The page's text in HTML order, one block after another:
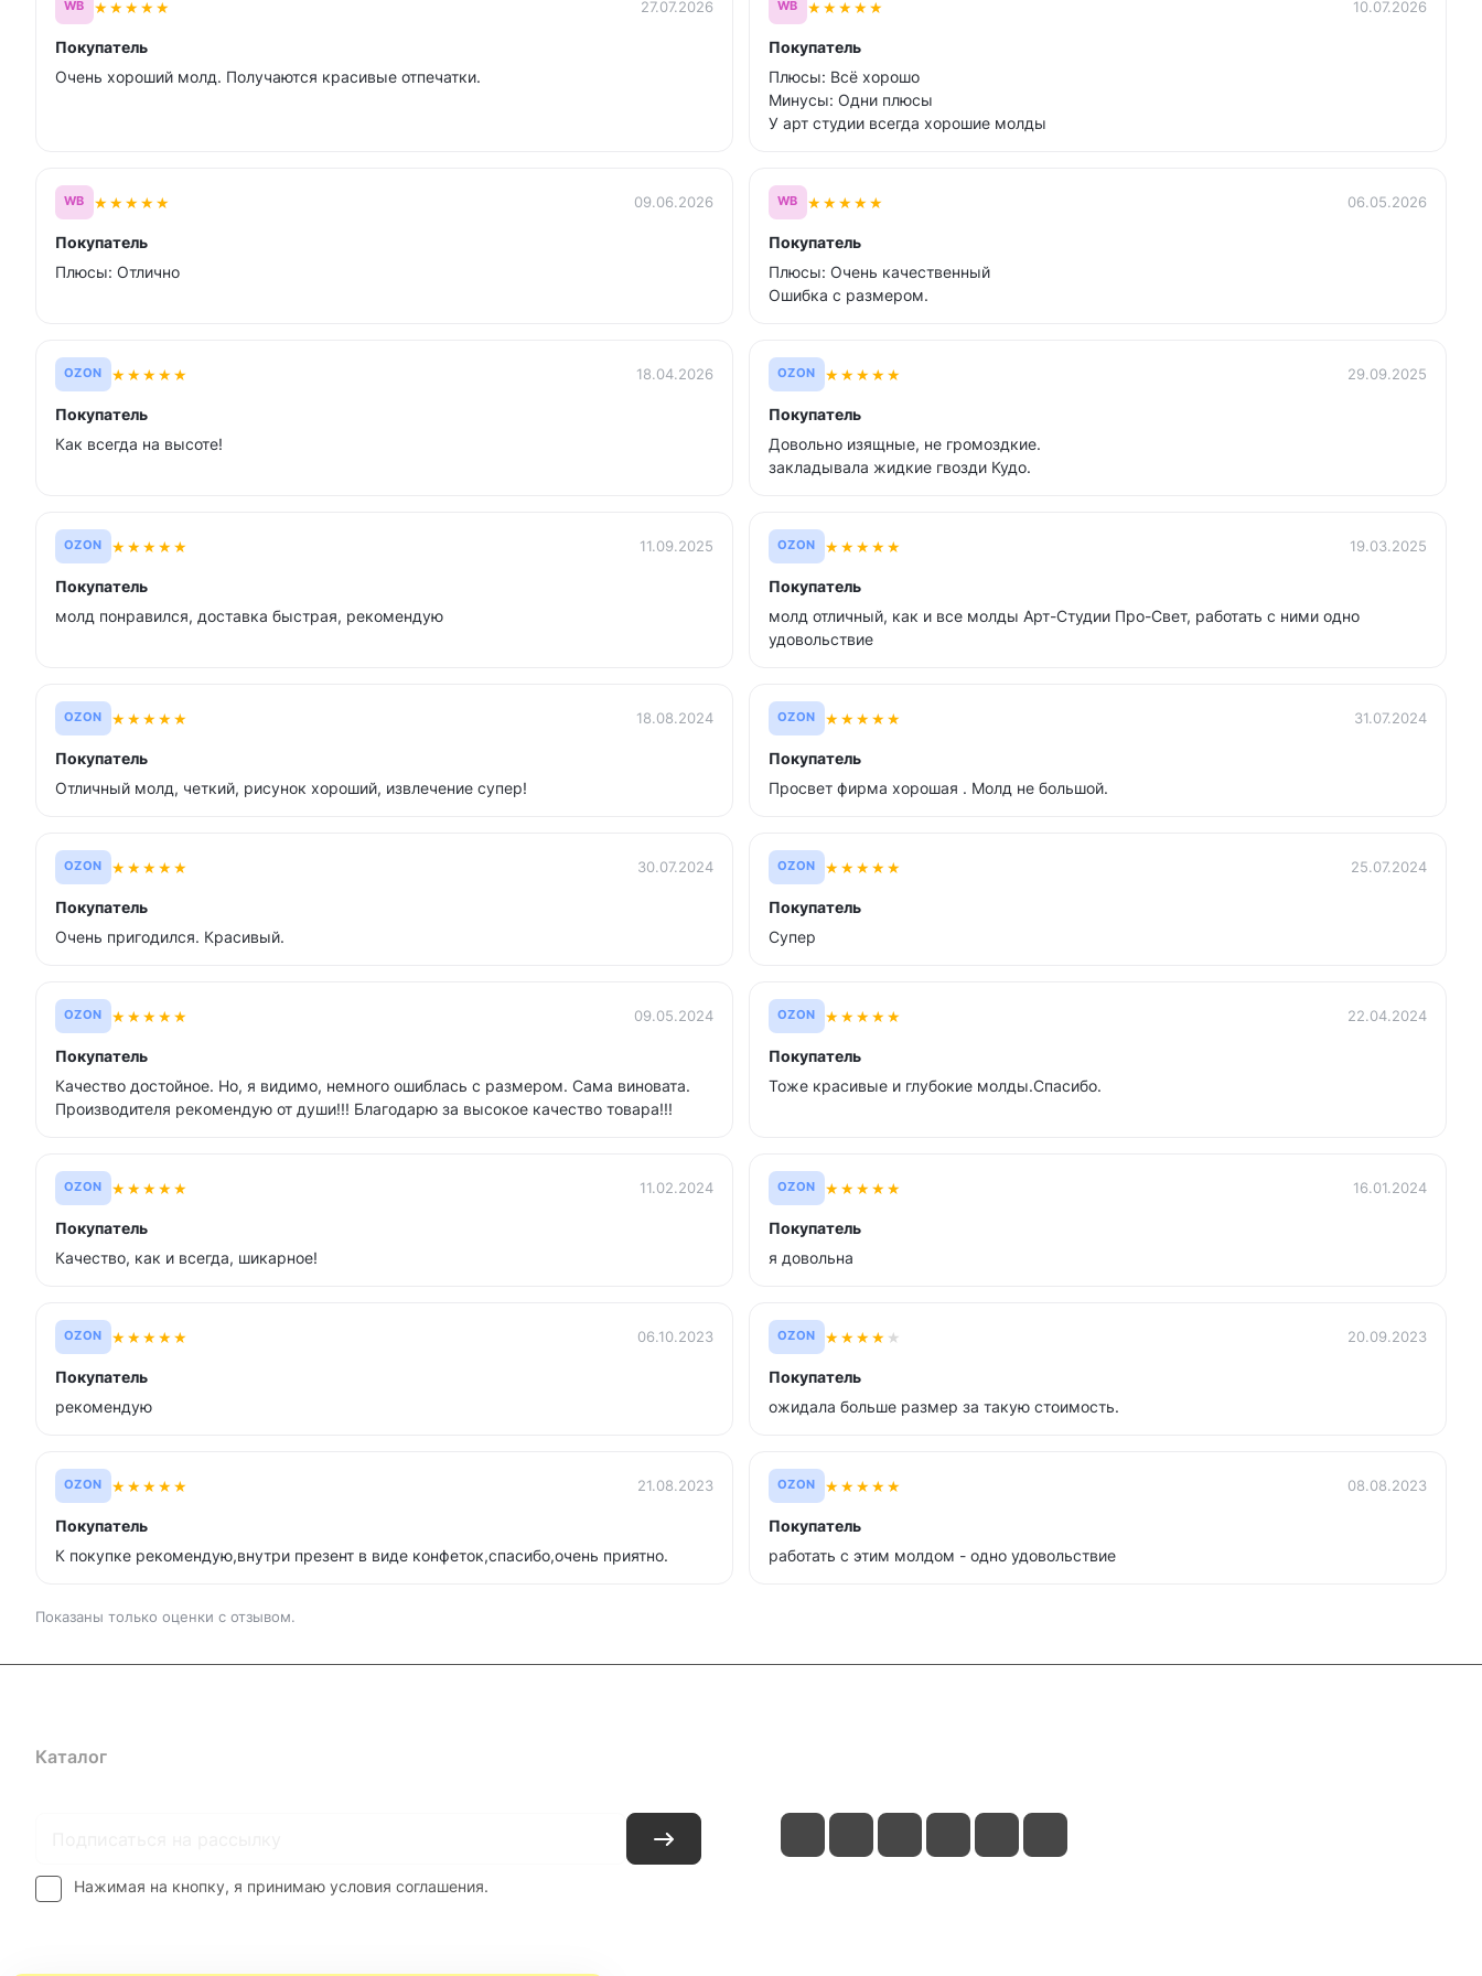
WB ★★★★★ 27.07.2026
Покупатель
Очень хороший молд. Получаются красивые отпечатки.
WB ★★★★★ 10.07.2026
Покупатель
Плюсы: Всё хорошо
Минусы: Одни плюсы
У арт студии всегда хорошие молды
WB ★★★★★ 09.06.2026
Покупатель
Плюсы: Отлично
WB ★★★★★ 06.05.2026
Покупатель
Плюсы: Очень качественный
Ошибка с размером.
OZON ★★★★★ 18.04.2026
Покупатель
Как всегда на высоте!
OZON ★★★★★ 29.09.2025
Покупатель
Довольно изящные, не громоздкие.
закладывала жидкие гвозди Кудо.
OZON ★★★★★ 11.09.2025
Покупатель
молд понравился, доставка быстрая, рекомендую
OZON ★★★★★ 19.03.2025
Покупатель
молд отличный, как и все молды Арт-Студии Про-Свет, работать с ними одно
удовольствие
OZON ★★★★★ 18.08.2024
Покупатель
Отличный молд, четкий, рисунок хороший, извлечение супер!
OZON ★★★★★ 31.07.2024
Покупатель
Просвет фирма хорошая . Молд не большой.
OZON ★★★★★ 30.07.2024
Покупатель
Очень пригодился. Красивый.
OZON ★★★★★ 25.07.2024
Покупатель
Супер
OZON ★★★★★ 09.05.2024
Покупатель
Качество достойное. Но, я видимо, немного ошиблась с размером. Сама виновата.
Производителя рекомендую от души!!! Благодарю за высокое качество товара!!!
OZON ★★★★★ 22.04.2024
Покупатель
Тоже красивые и глубокие молды.Спасибо.
OZON ★★★★★ 11.02.2024
Покупатель
Качество, как и всегда, шикарное!
OZON ★★★★★ 16.01.2024
Покупатель
я довольна
OZON ★★★★★ 06.10.2023
Покупатель
рекомендую
OZON ★★★★ ★ 20.09.2023
Покупатель
ожидала больше размер за такую стоимость.
OZON ★★★★★ 21.08.2023
Покупатель
К покупке рекомендую,внутри презент в виде конфеток,спасибо,очень приятно.
OZON ★★★★★ 08.08.2023
Покупатель
работать с этим молдом - одно удовольствие
Показаны только оценки с отзывом.
Каталог
Нажимая на кнопку, я принимаю условия соглашения.